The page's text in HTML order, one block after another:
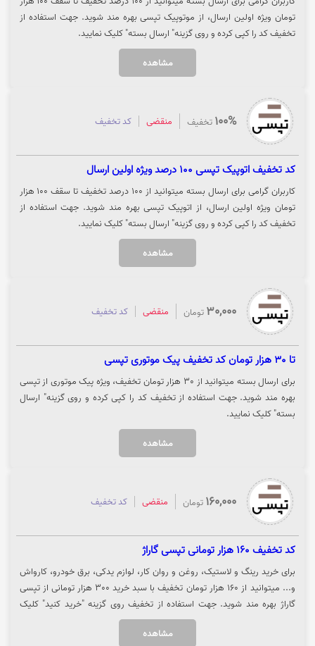
تومان ویژه اولین ارسال، از موتوپیک تپسی بهره مند شوید. جهت استفاده از
تخفیف کد را کپی کرده و روی گزینه" ارسال بسته" کلیک نمایید.
مشاهده
100% تخفیف منقضی کد تخفیف
کد تخفیف اتوپیک تپسی 100 درصد ویژه اولین ارسال
کاربران گرامی برای ارسال بسته میتوانید از 100 درصد تخفیف تا سقف 100 هزار
تومان ویژه اولین ارسال، از اتوپیک تپسی بهره مند شوید. جهت استفاده از
تخفیف کد را کپی کرده و روی گزینه" ارسال بسته" کلیک نمایید.
مشاهده
30,000 تومان منقضی کد تخفیف
تا 30 هزار تومان کد تخفیف پیک موتوری تپسی
برای ارسال بسته میتوانید از 30 هزار تومان تخفیف، ویژه پیک موتوری از تپسی
بهره مند شوید. جهت استفاده از تخفیف کد را کپی کرده و روی گزینه" ارسال
بسته" کلیک نمایید.
مشاهده
160,000 تومان منقضی کد تخفیف
کد تخفیف 160 هزار تومانی تپسی گاراژ
برای خرید رینگ و لاستیک، روغن و روان کار، لوازم یدکی، برق خودرو، کارواش
و... میتوانید از 160 هزار تومان تخفیف با سبد خرید 300 هزار تومانی از تپسی
گاراژ بهره مند شوید. جهت استفاده از تخفیف روی گزینه "خرید کنید" کلیک
مشاهده